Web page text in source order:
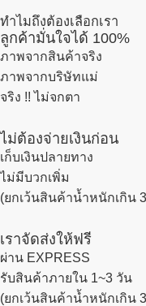
ทำไมถึงต้องเลือกเรา
ลูกค้ามั่นใจได้ 100%
ภาพจากสินค้าจริง
ภาพจากบริษัทแม่
จริง !! ไม่จกตา
ไม่ต้องจ่ายเงินก่อน
เก็บเงินปลายทาง
ไม่มีบวกเพิ่ม
(ยกเว้นสินค้าน้ำหนักเกิน
เราจัดส่งให้ฟรี
ผ่าน EXPRESS
รับสินค้าภายใน 1~3 วัน
(ยกเว้นสินค้าน้ำหนักเกิน